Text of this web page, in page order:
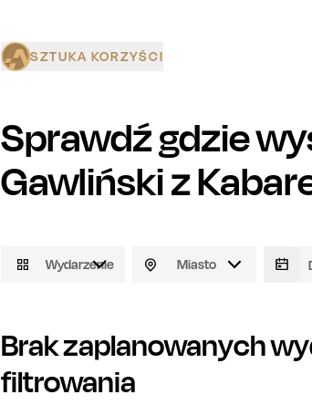
SZTUKA KORZYŚCI
Sprawdź gdzie
Gawliński z
Wydarzenie Miasto
Brak zaplanowanych
filtrowania